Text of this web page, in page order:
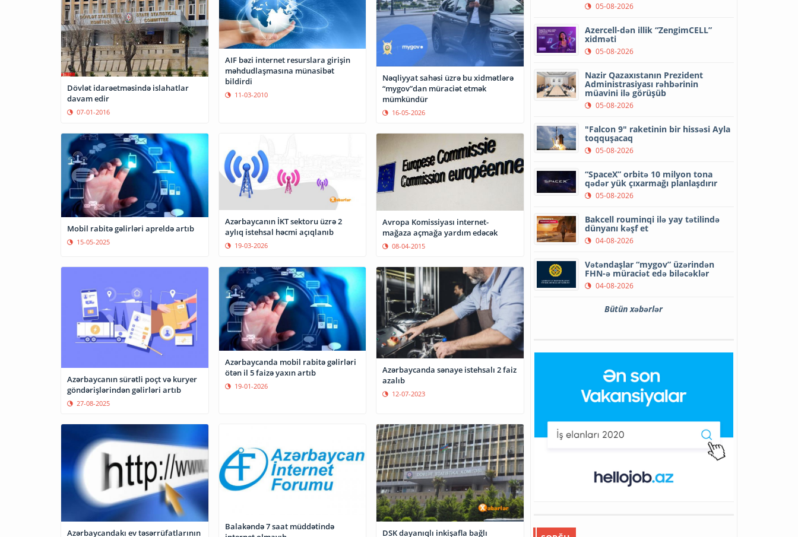
Dövlət idarəetməsində islahatlar
davam edir
07-01-2016
AIF bəzi internet resurslara girişin
məhdudlaşmasına münasibət
bildirdi
11-03-2010
Nəqliyyat sahəsi üzrə bu xidmətlərə
“mygov”dan müraciət etmək
mümkündür
16-05-2026
Mobil rabitə gəlirləri apreldə artıb
15-05-2025
Azərbaycanın İKT sektoru üzrə 2
aylıq istehsal həcmi açıqlanıb
19-03-2026
Avropa Komissiyası internet-
mağaza açmağa yardım edəcək
08-04-2015
Azərbaycanın sürətli poçt və kuryer
göndərişlərindən gəlirləri artıb
27-08-2025
Azərbaycanda mobil rabitə gəlirləri
ötən il 5 faizə yaxın artıb
19-01-2026
Azərbaycanda sənaye istehsalı 2 faiz
azalıb
12-07-2023
Azərbaycandakı ev təsərrüfatlarının
Balakəndə 7 saat müddətində
DSK dayanıqlı inkişafla bağlı
05-08-2026
Azercell-dən illik “ZengimCELL”
xidməti
05-08-2026
Nazir Qazaxıstanın Prezident
Administrasiyası rəhbərinin
müavini ilə görüşüb
05-08-2026
"Falcon 9" raketinin bir hissəsi Ayla
toqquşacaq
05-08-2026
“SpaceX” orbitə 10 milyon tona
qədər yük çıxarmağı planlaşdırır
05-08-2026
Bakcell rouminqi ilə yay tətilində
dünyanı kəşf et
04-08-2026
Vətəndaşlar “mygov” üzərindən
FHN-ə müraciət edə biləcəklər
04-08-2026
Bütün xəbərlər